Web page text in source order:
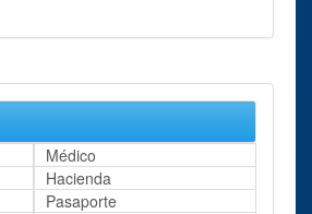
Médico
Hacienda
Pasaporte